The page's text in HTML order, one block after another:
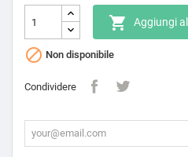
 Aggiungi
 Non disponibile
Condividere